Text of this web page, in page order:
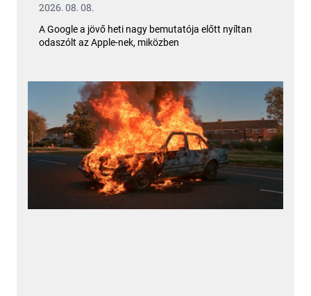
2026. 08. 08.
A Google a jövő heti nagy bemutatója előtt nyíltan
odaszólt az Apple-nek, miközben